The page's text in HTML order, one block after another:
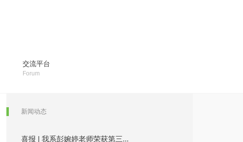
交流平台
Forum
新闻动态
喜报 | 我系彭婉婷老师荣获第三...